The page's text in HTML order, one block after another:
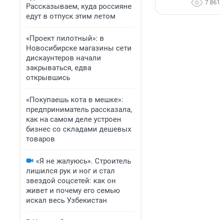
Рассказываем, куда россияне
едут в отпуск этим летом
«Проект пилотный»: в
Новосибирске магазины сети
дискаунтеров начали
закрываться, едва
открывшись
«Покупаешь кота в мешке»:
предприниматель рассказала,
как на самом деле устроен
бизнес со складами дешевых
товаров
«Я не жалуюсь». Строитель
лишился рук и ног и стал
звездой соцсетей: как он
живет и почему его семью
искал весь Узбекистан
7 861